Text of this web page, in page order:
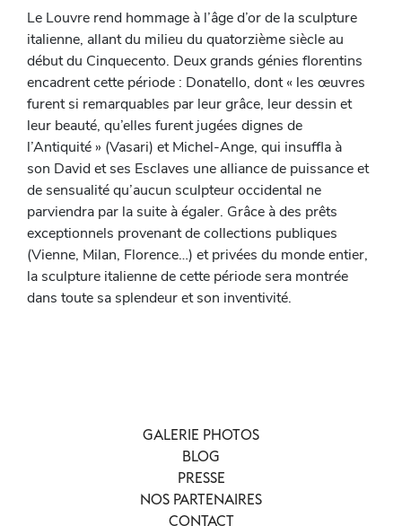
Le Louvre rend hommage à l’âge d’or de la sculpture
italienne, allant du milieu du quatorzième siècle au
début du Cinquecento. Deux grands génies florentins
encadrent cette période : Donatello, dont « les œuvres
furent si remarquables par leur grâce, leur dessin et
leur beauté, qu’elles furent jugées dignes de
l’Antiquité » (Vasari) et Michel-Ange, qui insuffla à
son David et ses Esclaves une alliance de puissance et
de sensualité qu’aucun sculpteur occidental ne
parviendra par la suite à égaler. Grâce à des prêts
exceptionnels provenant de collections publiques
(Vienne, Milan, Florence…) et privées du monde entier,
la sculpture italienne de cette période sera montrée
dans toute sa splendeur et son inventivité.
GALERIE PHOTOS
BLOG
PRESSE
NOS PARTENAIRES
CONTACT